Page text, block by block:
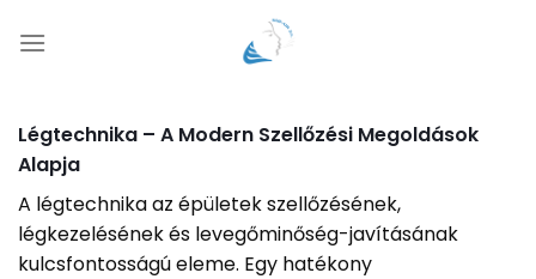
Légtechnika – A Modern Szellőzési Megoldások
Alapja
A légtechnika az épületek szellőzésének,
légkezelésének és levegőminőség-javításának
kulcsfontosságú eleme. Egy hatékony